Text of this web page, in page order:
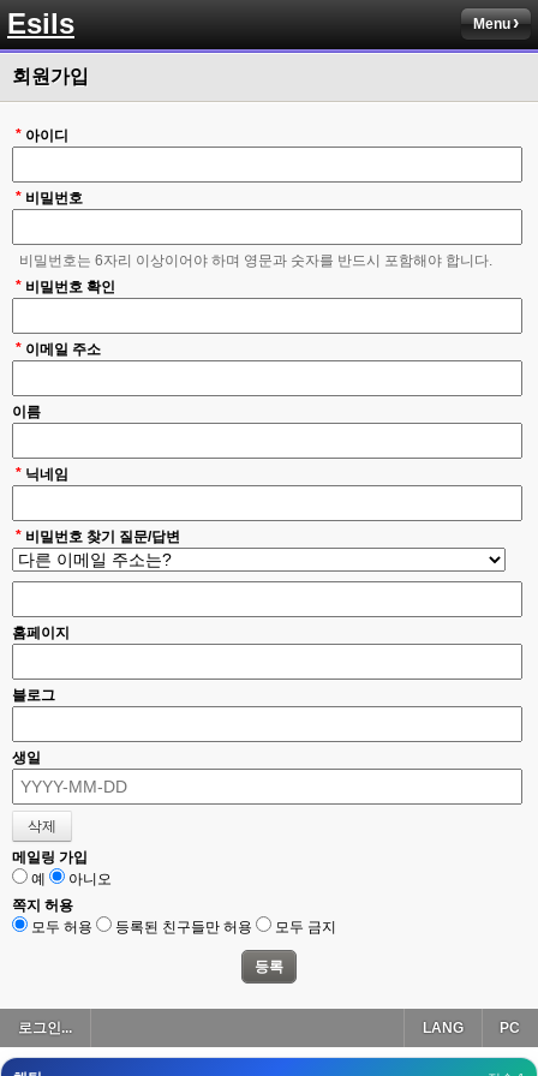
Esils Menu
회원가입
아이디
*
비밀번호
*
비밀번호는 6자리 이상이어야 하며 영문과 숫자를 반드시 포함해야 합니다.
비밀번호 확인
*
* 이메일 주소
이름
* 닉네임
* 비밀번호 찾기 질문/답변
홈페이지
블로그
생일
메일링 가입
예
아니오
쪽지 허용
모두 허용
등록된 친구들만 허용 모두 금지
로그인... PC
LANG
ㅋ
esils
그렇다고 코어랑 모듈 전부 마개조해버릴려니 난중 또 공식버전 올라오면 답
없을꺼같아서 ;;
esils 00:15
오 정상 이네요!
비회원
esils
고게임77
esils 00:17
esils 00:18
폰으로 접속해보니 3이 되는데
esils 00:18
나가도 3이네 하핫 ...
고게임77 00:18
ㅋㅋㅋㅋㅋㅋㅋㅋ
esils
이게 db 접속자수로 잡는형태로 해서 그런가 ;;
고게임77
밑에 일반웹게임이 더있었네요
esils
아 이제 2로 돌아왔군요
esils 00:19
모바일로 보는데도 좀 불편하더라구요